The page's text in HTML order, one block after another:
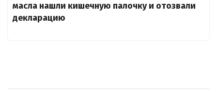
масла нашли кишечную палочку и отозвали
декларацию